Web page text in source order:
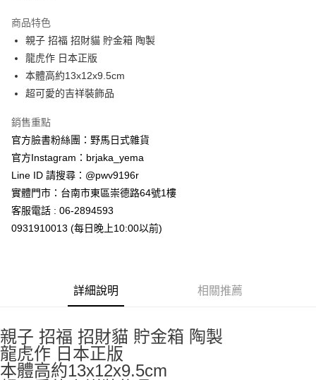
合作金庫商業銀行
華南商業銀行
上海商業儲蓄銀行
國泰世華商業銀行
臺灣中小企業銀行
聯邦商業銀行
元大商業銀行
台新國際商業銀行
台灣樂天信用卡公司
超商取貨付款
LINE Pay
Apple Pay
悠遊付
Google Pay
ATM付款
運送方式
付款後全家取貨
7-11取貨付款
每筆NT$65，滿NT$999(含以上)免運費
商品特色
親子 招福 招財貓 貯金箱 陶製
龍虎作 日本正版
本體高約13x12x9.5cm
超可愛的吉祥裝飾品
銷售重點
官方臉書粉絲團：野馬日式雜貨
官方Instagram：brjaka_yema
Line ID 請搜尋：@pwv9196r
實體門市：台南市東區崇德路64號1樓
客服電話 : 06-2894593
0931910013 (每日晚上10:00以前)
詳細說明 相關推薦
親子 招福 招財貓 貯金箱 陶製
龍虎作 日本正版
本體高約13x12x9.5cm